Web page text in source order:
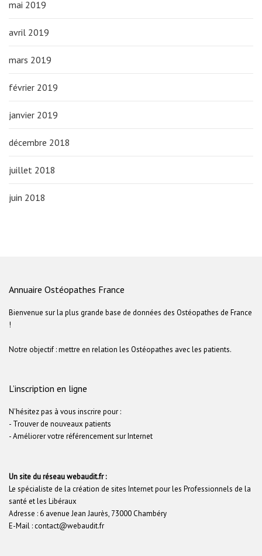
mai 2019
avril 2019
mars 2019
février 2019
janvier 2019
décembre 2018
juillet 2018
juin 2018
Annuaire Ostéopathes France
Bienvenue sur la plus grande base de données des Ostéopathes de France
!
Notre objectif : mettre en relation les Ostéopathes avec les patients.
L’inscription en ligne
N'hésitez pas à vous inscrire pour :
- Trouver de nouveaux patients
- Améliorer votre référencement sur Internet
Un site du réseau webaudit.fr :
Le spécialiste de la création de sites Internet pour les Professionnels de la
santé et les Libéraux
Adresse : 6 avenue Jean Jaurès, 73000 Chambéry
E-Mail : contact@webaudit.fr